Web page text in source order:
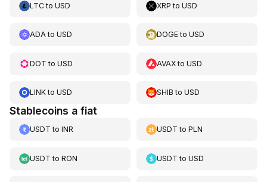
LTCto USD XRP toUSD
ADAto USD DOGEtoUSD
DOT to USD AVAXtoUSD
LINKto USD SHIB toUSD
Stablecoins a fiat
USDT to INR USDT toPLN
USDT to RON USDT toUSD